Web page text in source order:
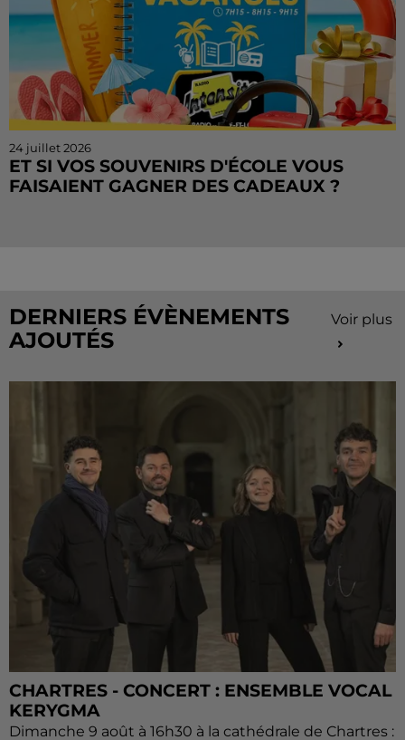
24 juillet 2026
ET SI VOS SOUVENIRS D'ÉCOLE VOUS
FAISAIENT GAGNER DES CADEAUX ?
DERNIERS ÉVÈNEMENTS
AJOUTÉS
Voir plus
CHARTRES - CONCERT : ENSEMBLE VOCAL
KERYGMA
Dimanche 9 août à 16h30 à la cathédrale de Chartres :